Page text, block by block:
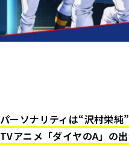
パーソナリティは“沢村栄純
TVアニメ「ダイヤのA」の